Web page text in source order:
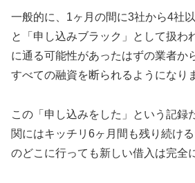
一般的に、1ヶ月の間に3社から4社
と「申し込みブラック」として扱わ
に通る可能性があったはずの業者か
すべての融資を断られるようになり
この「申し込みをした」という記録
関にはキッチリ6ヶ月間も残り続け
のどこに行っても新しい借入は完全